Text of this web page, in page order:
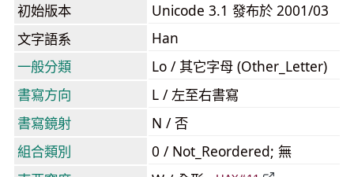
初始版本
Unicode 3.1 發布於 2001/03
文字語系
Han
一般分類
Lo / 其它字母 (Other_Letter)
書寫方向
L / 左至右書寫
書寫鏡射
N / 否
組合類別
0 / Not_Reordered; 無